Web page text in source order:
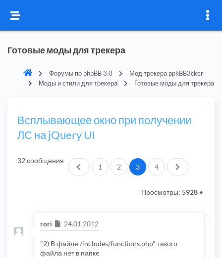
Готовые моды для трекера
Форумы по phpBB 3.0
Мод трекера ppkBB3cker
Моды и стили для трекера
Готовые моды для трекера
Всплывающее окно при получении
ЛС на jQuery UI
32 сообщения
Пред.1 2 3 4 След.
Просмотры: 5928 •
rori Сообщение
24.01.2012
"2) В файле /includes/functions.php" такого
файла нет в папке